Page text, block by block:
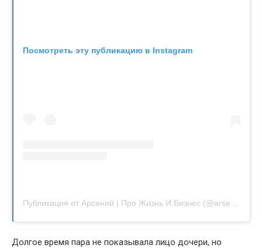
Посмотреть эту публикацию в Instagram
Долгое время пара не показывала лицо дочери, но